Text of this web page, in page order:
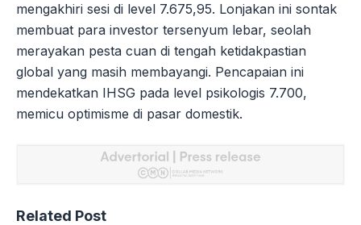
mengakhiri sesi di level 7.675,95. Lonjakan ini sontak
membuat para investor tersenyum lebar, seolah
merayakan pesta cuan di tengah ketidakpastian
global yang masih membayangi. Pencapaian ini
mendekatkan IHSG pada level psikologis 7.700,
memicu optimisme di pasar domestik.
Related Post